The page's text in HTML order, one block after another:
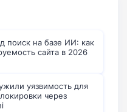
поиск на базе ИИ: как
сайта в 2026
уязвимость для
через